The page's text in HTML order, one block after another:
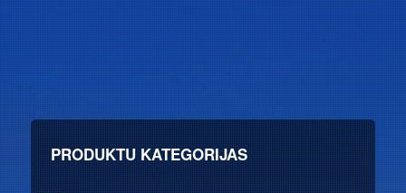
PRODUKTU KATEGORIJAS